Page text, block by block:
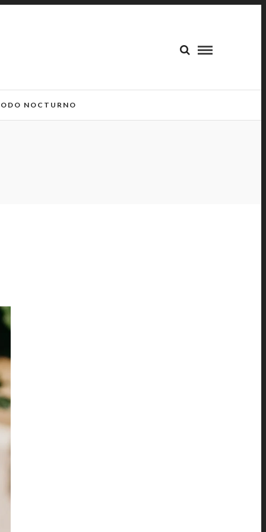
NOCTURNO